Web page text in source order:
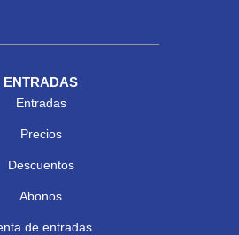
ENTRADAS
Entradas
Precios
Descuentos
Abonos
de entradas